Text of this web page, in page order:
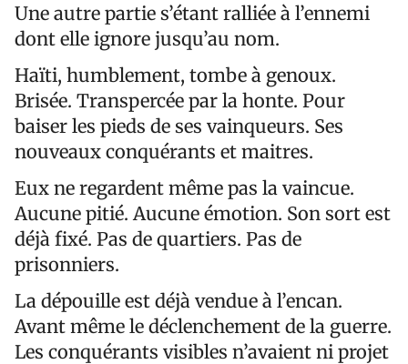
Une autre partie s’étant ralliée à l’ennemi
dont elle ignore jusqu’au nom.
Haïti, humblement, tombe à genoux.
Brisée. Transpercée par la honte. Pour
baiser les pieds de ses vainqueurs. Ses
nouveaux conquérants et maitres.
Eux ne regardent même pas la vaincue.
Aucune pitié. Aucune émotion. Son sort est
déjà fixé. Pas de quartiers. Pas de
prisonniers.
La dépouille est déjà vendue à l’encan.
Avant même le déclenchement de la guerre.
Les conquérants visibles n’avaient ni projet